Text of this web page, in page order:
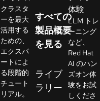
クラスタ
ーを最大
活用する
ための、
エクスパ
ートによ
る段階的
チュート
リアル。
すべての
製品概要
を見る
ライブ
ラリー
体験
LLM トレ
ーニング
など、
Red Hat
AI のハン
ズオン体
験をお試
しくださ